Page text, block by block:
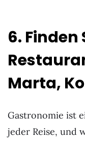
6. Finden
Marta,
Gastronomie ist
jeder Reise, und